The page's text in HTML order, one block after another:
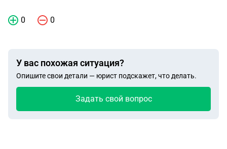
0 0
У вас похожая ситуация?
Опишите свои детали — юрист подскажет, что делать.
Задать свой вопрос